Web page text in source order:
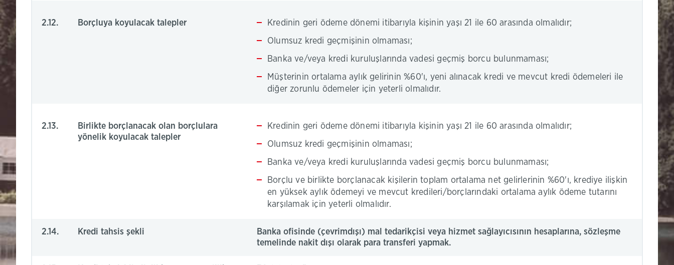
2.12. Borçluya koyulacak talepler
Kredinin geri ödeme dönemi itibarıyla kişinin yaşı 21 ile 60 arasında olmalıdır;
Olumsuz kredi geçmişinin olmaması;
Banka ve/veya kredi kuruluşlarında vadesi geçmiş borcu bulunmaması;
Müşterinin ortalama aylık gelirinin %60'ı, yeni alınacak kredi ve mevcut kredi ödemeleri ile
diğer zorunlu ödemeler için yeterli olmalıdır.
2.13.
Birlikte borçlanacak olan borçlulara
yönelik koyulacak talepler
Kredinin geri ödeme dönemi itibarıyla kişinin yaşı 21 ile 60 arasında olmalıdır;
Olumsuz kredi geçmişinin olmaması;
Banka ve/veya kredi kuruluşlarında vadesi geçmiş borcu bulunmaması;
Borçlu ve birlikte borçlanacak kişilerin toplam ortalama net gelirlerinin %60'ı, krediye ilişkin
en yüksek aylık ödemeyi ve mevcut kredileri/borçlarındaki ortalama aylık ödeme tutarını
karşılamak için yeterli olmalıdır.
2.14. Kredi tahsis şekli
Banka ofisinde (çevrimdışı) mal tedarikçisi veya hizmet sağlayıcısının hesaplarına, sözleşme
temelinde nakit dışı olarak para transferi yapmak.